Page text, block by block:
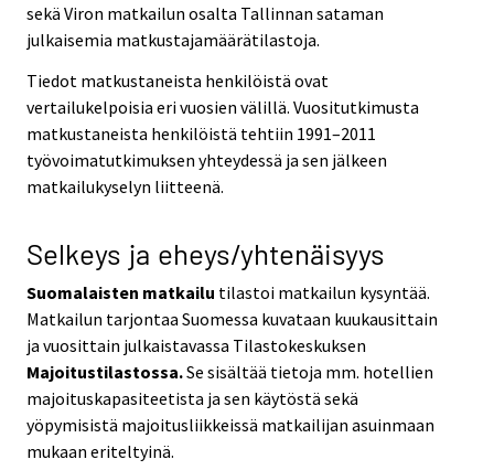
sekä Viron matkailun osalta Tallinnan sataman
julkaisemia matkustajamäärätilastoja.
Tiedot matkustaneista henkilöistä ovat
vertailukelpoisia eri vuosien välillä. Vuositutkimusta
matkustaneista henkilöistä tehtiin 1991–2011
työvoimatutkimuksen yhteydessä ja sen jälkeen
matkailukyselyn liitteenä.
Selkeys ja eheys/yhtenäisyys
Suomalaisten matkailu tilastoi matkailun kysyntää.
Matkailun tarjontaa Suomessa kuvataan kuukausittain
ja vuosittain julkaistavassa Tilastokeskuksen
Majoitustilastossa.Se sisältää tietoja mm. hotellien
majoituskapasiteetista ja sen käytöstä sekä
yöpymisistä majoitusliikkeissä matkailijan asuinmaan
mukaan eriteltyinä.